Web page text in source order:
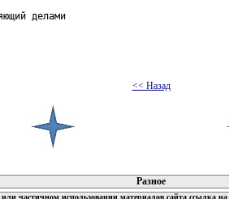
делами
<< Назад
Разное
частичном использовании материалов сайта ссылка на